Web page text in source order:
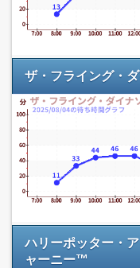
ザ・フライング・
ハリーポッター・
ャーニー™